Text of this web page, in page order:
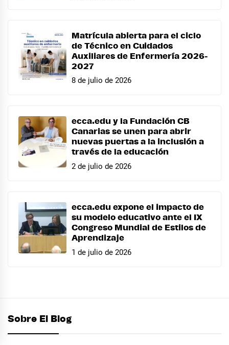
Matrícula abierta para el ciclo
de Técnico en Cuidados
Auxiliares de Enfermería 2026-
2027
8 de julio de 2026
ecca.edu y la Fundación CB
Canarias se unen para abrir
nuevas puertas a la inclusión a
través de la educación
2 de julio de 2026
ecca.edu expone el impacto de
su modelo educativo ante el IX
Congreso Mundial de Estilos de
Aprendizaje
1 de julio de 2026
Sobre El Blog